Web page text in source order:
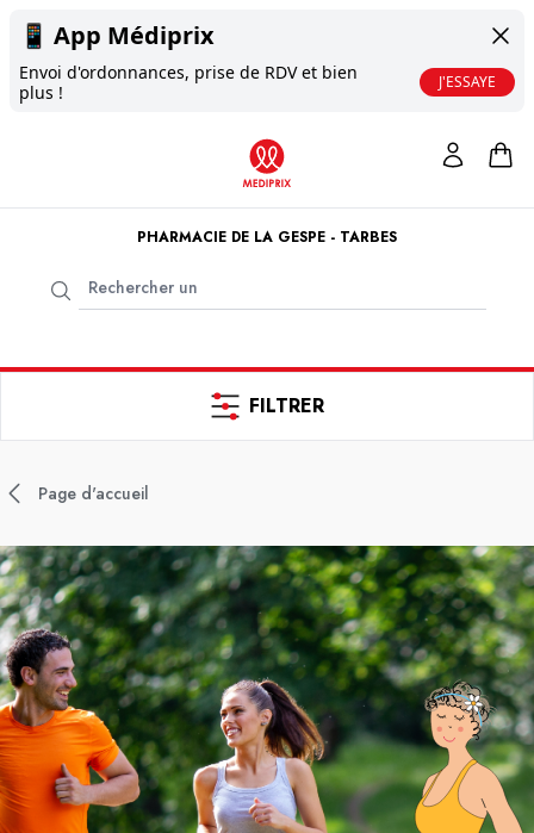
📱 App Médiprix
Envoi d'ordonnances, prise de RDV et bien
plus !
J'ESSAYE
PHARMACIE DE LA GESPE - TARBES
FILTRER
Page d'accueil